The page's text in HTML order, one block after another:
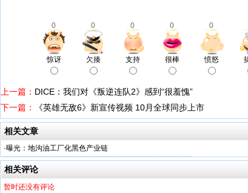
0 0 0 0 0
惊讶 欠揍 支持 很棒 愤怒
上一篇： DICE：我们对《叛逆连队2》感到“很羞愧”
下一篇：
《英雄无敌6》新宣传视频 10月全球同步上市
相关文章
·曝光：地沟油工厂化黑色产业链
相关评论
暂时还没有评论